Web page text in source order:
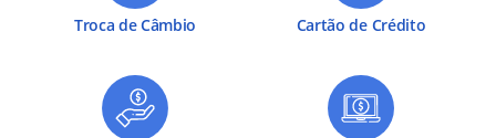
Troca de Câmbio Cartão de Crédito